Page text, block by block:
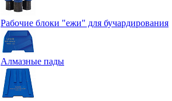
Рабочие блоки "ежи" для бучардирования
Алмазные пады